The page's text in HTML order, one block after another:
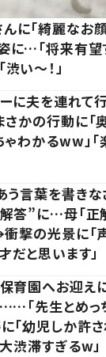
に「綺麗なお
…「将来有望
い～！」
に夫を連れて
さかの行動に「
ゃわかるww」
う言葉を書き
答”に…母「正
衝撃の光景に「
才だと思います」
育園へお迎
「先生とめっ
「幼児しか許
渋滞すぎるw」